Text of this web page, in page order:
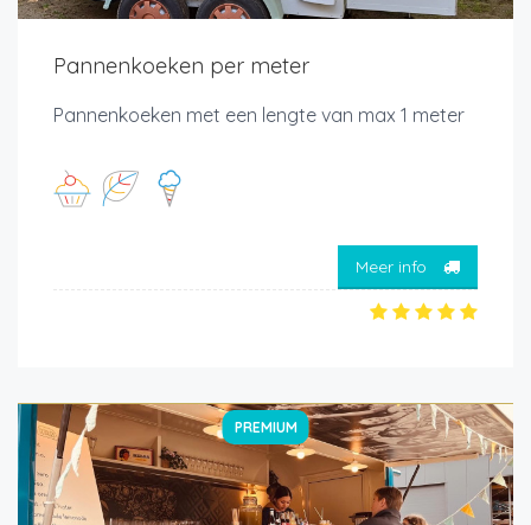
Pannenkoeken per meter
Pannenkoeken met een lengte van max 1 meter
Meer info
PREMIUM